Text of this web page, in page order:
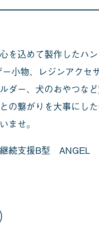
を込めて製作したハ
小物、レジンアクセ
ダー、犬のおやつな
の繋がりを大事にし
ませ。
続支援B型 ANGEL